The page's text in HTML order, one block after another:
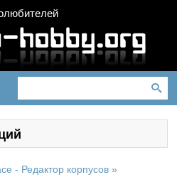
- Редактор корпусов »